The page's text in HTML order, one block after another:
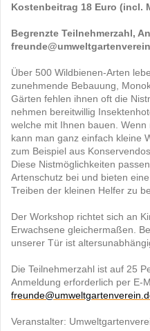
Kostenbeitrag 18 Euro (incl.
Begrenzte Teilnehmerzahl,
Über 500 Wildbienen-Arten
zunehmende Bebauung,
Gärten fehlen ihnen oft die
nehmen bereitwillig
welche mit Ihnen bauen.
kann man ganz einfach kleine
zum Beispiel aus
Diese Nistmöglichkeiten
Artenschutz bei und bieten
Treiben der kleinen Helfer zu
Der Workshop richtet sich an
Erwachsene gleichermaßen.
unserer Tür ist
Die Teilnehmerzahl ist auf 25
Anmeldung erforderlich per E-
Veranstalter: